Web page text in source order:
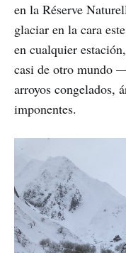
en la Réserve
glaciar en la cara
en cualquier
casi de otro mundo
arroyos congelados,
imponentes.